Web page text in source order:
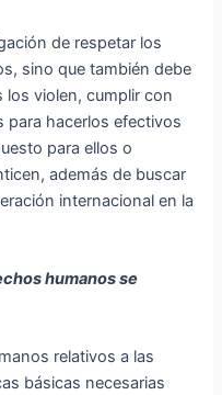
de respetar los
sino que también debe
violen, cumplir con
para hacerlos efectivos
para ellos o
además de buscar
internacional en la
humanos se
relativos a las
básicas necesarias